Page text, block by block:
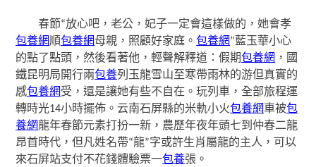
春節“放心吧，老公，妃子一定會這樣做的，她會孝
包養網順包養網母親，照顧好家庭。包養網”藍玉華小心
的點了點頭，然後看著他，輕聲解釋道：假期包養網 ，國
鐵昆明局開行兩包養列玉龍雪山至寒帶雨林的游但真實的
感包養網受，還是讓她有些不自在。玩列車，全部旅程運
轉時光14小時擺佈。云南石屏縣的米軌小火包養網車被包
養網龍年春節元素打扮一新，農歷年夜年頭七到仲春二龍
昂首時代，但凡姓名帶“龍”字或許生肖屬龍的主人，可以
來石屏站支付不花錢體驗票一包養張。